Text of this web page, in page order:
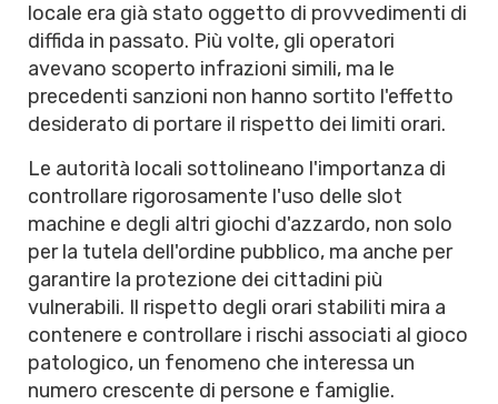
locale era già stato oggetto di provvedimenti di
diffida in passato. Più volte, gli operatori
avevano scoperto infrazioni simili, ma le
precedenti sanzioni non hanno sortito l'effetto
desiderato di portare il rispetto dei limiti orari.
Le autorità locali sottolineano l'importanza di
controllare rigorosamente l'uso delle slot
machine e degli altri giochi d'azzardo, non solo
per la tutela dell'ordine pubblico, ma anche per
garantire la protezione dei cittadini più
vulnerabili. Il rispetto degli orari stabiliti mira a
contenere e controllare i rischi associati al gioco
patologico, un fenomeno che interessa un
numero crescente di persone e famiglie.